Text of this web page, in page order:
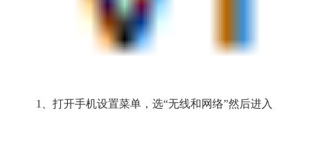
1、打开手机设置菜单，选“无线和网络”然后进入